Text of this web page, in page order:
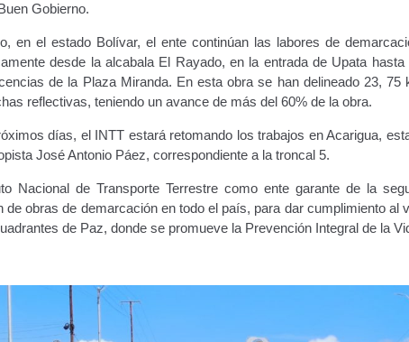
Taxi, Transporte Público y Privado de Personas –
de Vehículos en Estacionamiento Trabajos en la Vía Pública
Gobierno.
en el estado Bolívar, el ente continúan las labores de
desde la alcabala El Rayado, en la entrada de Upata
de la Plaza Miranda. En esta obra se han delineado 23,
reflectivas, teniendo un avance de más del 60% de la obra.
días, el INTT estará retomando los trabajos en Acarigua,
José Antonio Páez, correspondiente a la troncal 5.
Nacional de Transporte Terrestre como ente garante de la
de obras de demarcación en todo el país, para dar cumplimiento al
de Paz, donde se promueve la Prevención Integral de la